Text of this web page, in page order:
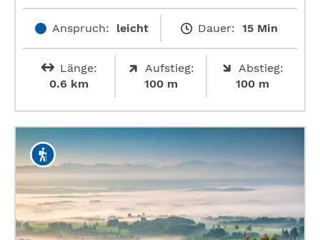
Anspruch: leicht Dauer: 15 Min
Länge:
0.6 km
Aufstieg:
100 m
Abstieg:
100 m